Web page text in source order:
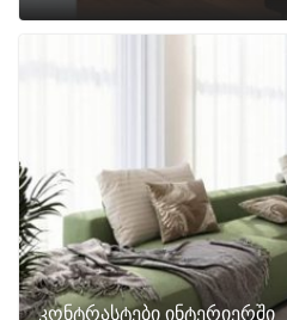
კონტრასტები ინტერიერში